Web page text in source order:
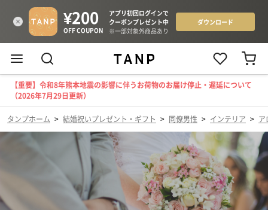
【重要】令和8年熊本地震の影響に伴うお荷物のお届け停止・遅延について
（2026年7月29日更新）
タンプホーム > 結婚祝いプレゼント・ギフト > 同僚男性 > インテリア > ア